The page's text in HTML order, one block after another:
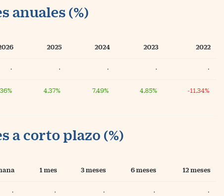
anuales (%)
2025 2024 2023 2022
· · · · ·
4,37% 7,49% 4,85% -11,34%
a corto plazo (%)
1 mes 3 meses 6 meses 12 meses
· · · · ·